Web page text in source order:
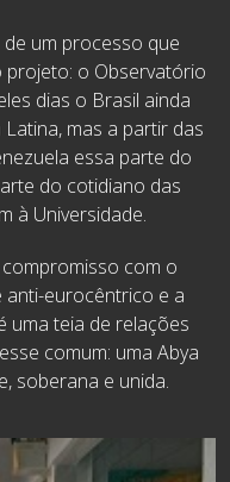
um processo que
projeto: o Observatório
dias o Brasil ainda
mas a partir das
essa parte do
do cotidiano das
à Universidade.
com o
eurocêntrico e a
uma teia de relações
comum: uma Abya
soberana e unida.